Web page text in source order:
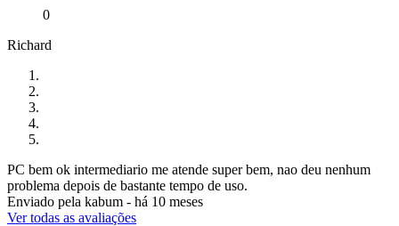
0
Richard
PC bem ok intermediario me atende super bem, nao deu nenhum
problema depois de bastante tempo de uso.
Enviado pela kabum - há 10 meses
Ver todas as avaliações